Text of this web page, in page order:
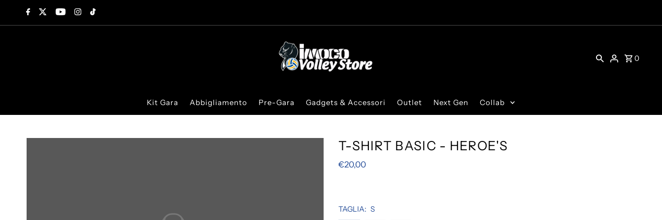
Vai direttamente ai contenuti
0
Kit Gara Abbigliamento Pre-Gara Gadgets & Accessori Outlet Next Gen Collab
T-SHIRT BASIC - HEROE'S
€20,00
TAGLIA: S